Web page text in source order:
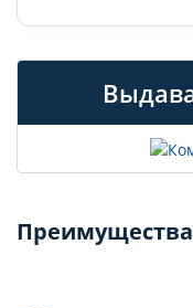
Преимущества